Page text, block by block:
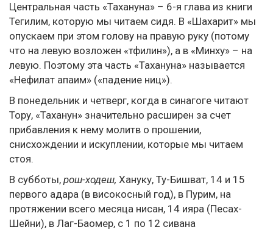
Центральная часть «Тахануна» – 6-я глава из книги
Тегилим, которую мы читаем сидя. В «Шахарит» мы
опускаем при этом голову на правую руку (потому
что на левую возложен «тфилин»), а в «Минху» – на
левую. Поэтому эта часть «Тахануна» называется
«Нефилат апаим» («падение ниц»).
В понедельник и четверг, когда в синагоге читают
Тору, «Таханун» значительно расширен за счет
прибавления к нему молитв о прошении,
снисхождении и искуплении, которые мы читаем
стоя.
В субботы, рош-ходеш, Хануку, Ту-Бишват, 14 и 15
первого адара (в високосный год), в Пурим, на
протяжении всего месяца нисан, 14 ияра (Песах-
Шейни), в Лаг-Баомер, с 1 по 12 сивана